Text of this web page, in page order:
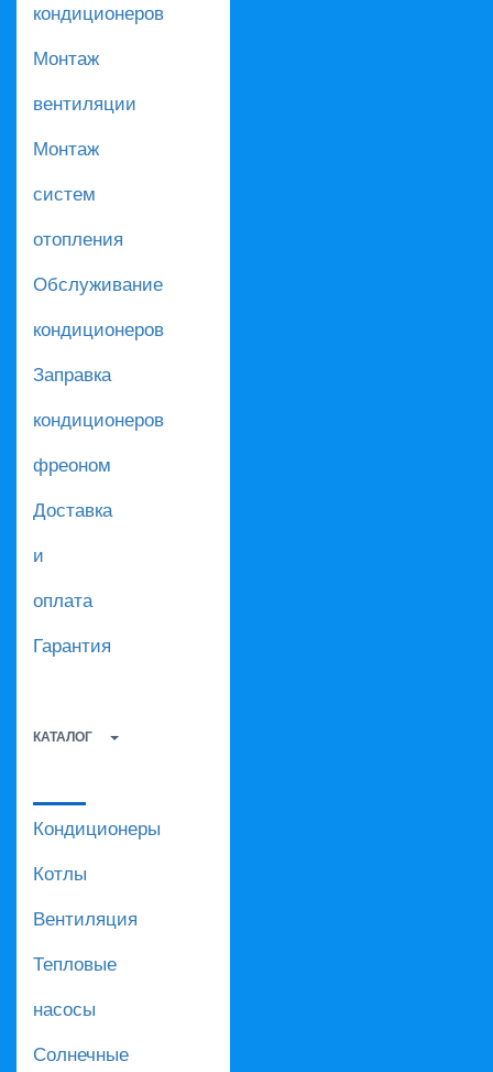
кондиционеров
Монтаж
вентиляции
Монтаж
систем
отопления
Обслуживание
кондиционеров
Заправка
кондиционеров
фреоном
Доставка
и
оплата
Гарантия
КАТАЛОГ
Кондиционеры
Котлы
Вентиляция
Тепловые
насосы
Солнечные